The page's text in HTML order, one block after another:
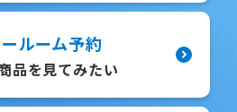
ルーム予約
品を見てみたい